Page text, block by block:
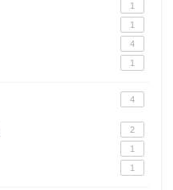
1
1
4
1
4
2
1
1